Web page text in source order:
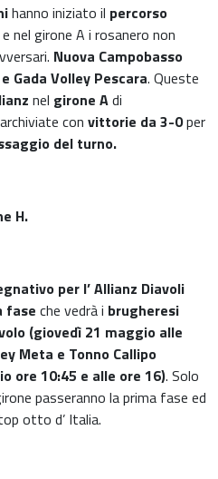
hanno iniziato il percorso
nel girone A i rosanero non
Nuova Campobasso
Gada Volley Pescara. Queste
nel girone Adi
con vittorie da 3-0per
del turno.
H.
per l’ Allianz Diavoli
fase che vedrà i brugheresi
(giovedì 21 maggio alle
Meta e Tonno Callipo
ore 10:45 e alle ore 16). Solo
passeranno la prima fase ed
otto d’ Italia.